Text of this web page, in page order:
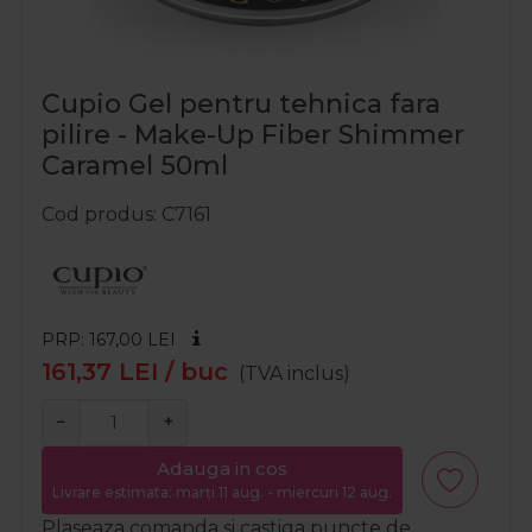
Cupio Gel pentru tehnica fara
pilire - Make-Up Fiber Shimmer
Caramel 50ml
Cod produs C7161
PRP: 167,00 LEI
161,37 LEI / buc (TVA inclus)
− +
Adauga in cos
Livrare estimata: marți 11 aug. - miercuri 12 aug.
Plaseaza comanda si castiga puncte de